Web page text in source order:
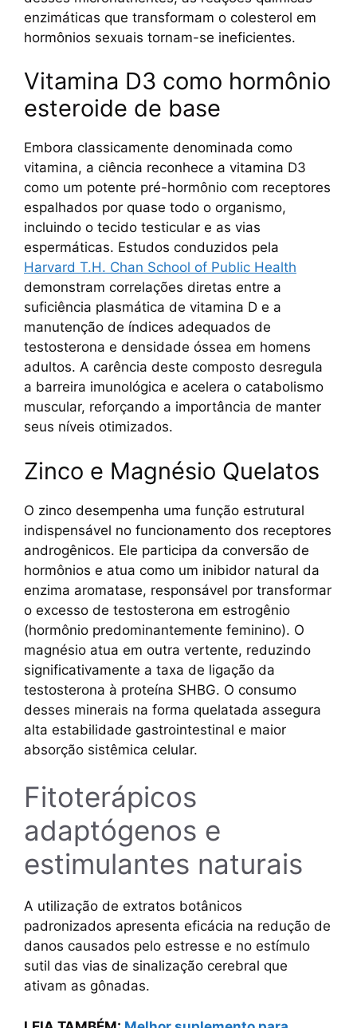
enzimáticas que transformam o colesterol em
hormônios sexuais tornam-se ineficientes.
Vitamina D3 como hormônio
esteroide de base
Embora classicamente denominada como
vitamina, a ciência reconhece a vitamina D3
como um potente pré-hormônio com receptores
espalhados por quase todo o organismo,
incluindo o tecido testicular e as vias
espermáticas. Estudos conduzidos pela
Harvard T.H. Chan School of Public Health
demonstram correlações diretas entre a
suficiência plasmática de vitamina D e a
manutenção de índices adequados de
testosterona e densidade óssea em homens
adultos. A carência deste composto desregula
a barreira imunológica e acelera o catabolismo
muscular, reforçando a importância de manter
seus níveis otimizados.
Zinco e Magnésio Quelatos
O zinco desempenha uma função estrutural
indispensável no funcionamento dos receptores
androgênicos. Ele participa da conversão de
hormônios e atua como um inibidor natural da
enzima aromatase, responsável por transformar
o excesso de testosterona em estrogênio
(hormônio predominantemente feminino). O
magnésio atua em outra vertente, reduzindo
significativamente a taxa de ligação da
testosterona à proteína SHBG. O consumo
desses minerais na forma quelatada assegura
alta estabilidade gastrointestinal e maior
absorção sistêmica celular.
Fitoterápicos
adaptógenos e
estimulantes naturais
A utilização de extratos botânicos
padronizados apresenta eficácia na redução de
danos causados pelo estresse e no estímulo
sutil das vias de sinalização cerebral que
ativam as gônadas.